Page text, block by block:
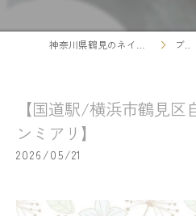
ブログ
【国道駅/横浜市鶴見区
ンミアリ】
2026/05/21